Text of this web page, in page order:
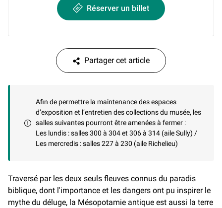
Réserver un billet
Partager cet article
Afin de permettre la maintenance des espaces
d’exposition et l’entretien des collections du musée, les
salles suivantes pourront être amenées à fermer :
Les lundis : salles 300 à 304 et 306 à 314 (aile Sully) /
Les mercredis : salles 227 à 230 (aile Richelieu)
Traversé par les deux seuls fleuves connus du paradis
biblique, dont l'importance et les dangers ont pu inspirer le
mythe du déluge, la Mésopotamie antique est aussi la terre